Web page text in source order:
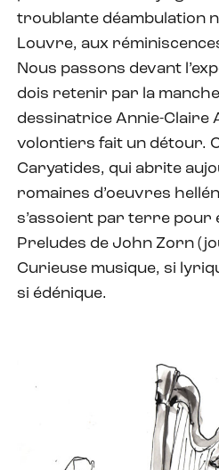
troublante déambulation
Louvre, aux
Nous passons devant
dois retenir par la
dessinatrice Annie-Claire
volontiers fait un détour.
Caryatides, qui abrite
romaines d’oeuvres
s’assoient par terre pour
Preludes de John Zorn
Curieuse musique, si
si édénique.